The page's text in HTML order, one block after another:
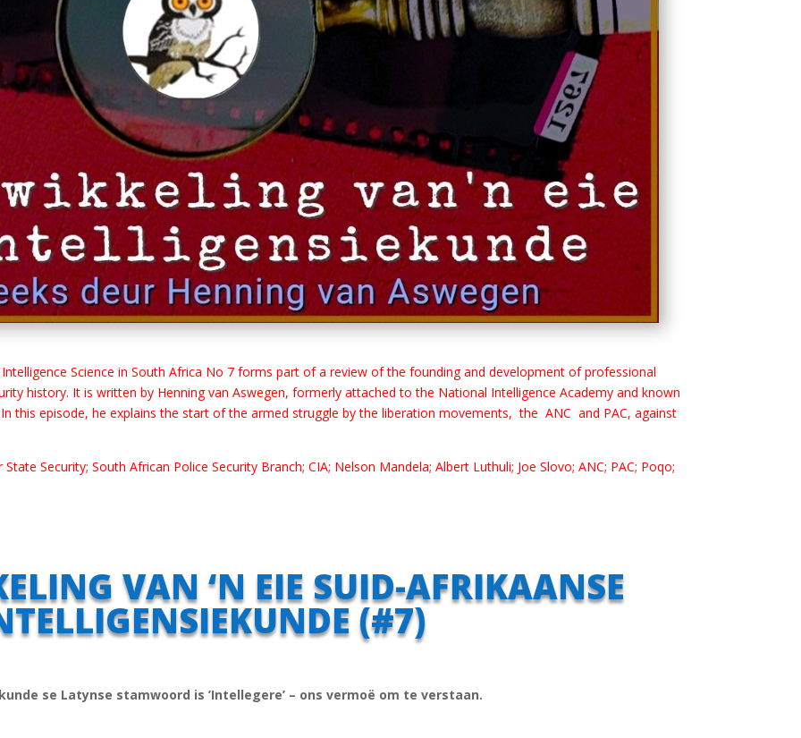
Science in South Africa No 7 forms part of a review of the founding and development of professional
history. It is written by Henning van Aswegen, formerly attached to the National Intelligence Academy and known
this episode, he explains the start of the armed struggle by the liberation movements, the ANC and PAC, against
Security; South African Police Security Branch; CIA; Nelson Mandela; Albert Luthuli; Joe Slovo; ANC; PAC; Poqo;
VAN ‘N EIE SUID-AFRIKAANSE
(#7)
se Latynse stamwoord is ’Intellegere’ – ons vermoë om te verstaan.